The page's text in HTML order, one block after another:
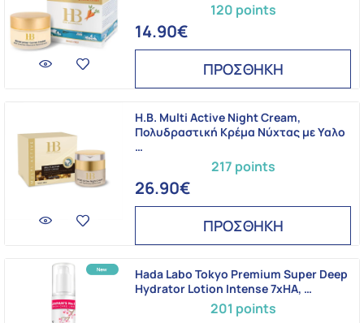
120 points
14.90€
ΠΡΟΣΘΗΚΗ
217 points
H.B. Multi Active Night Cream,
Πολυδραστική Κρέμα Νύχτας με Υαλο
…
26.90€
ΠΡΟΣΘΗΚΗ
201 points
Hada Labo Tokyo Premium Super Deep
Hydrator Lotion Intense 7xHA, …